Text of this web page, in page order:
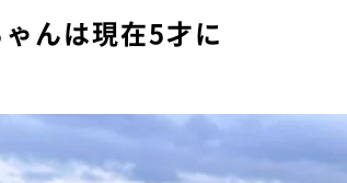
んは現在5才に